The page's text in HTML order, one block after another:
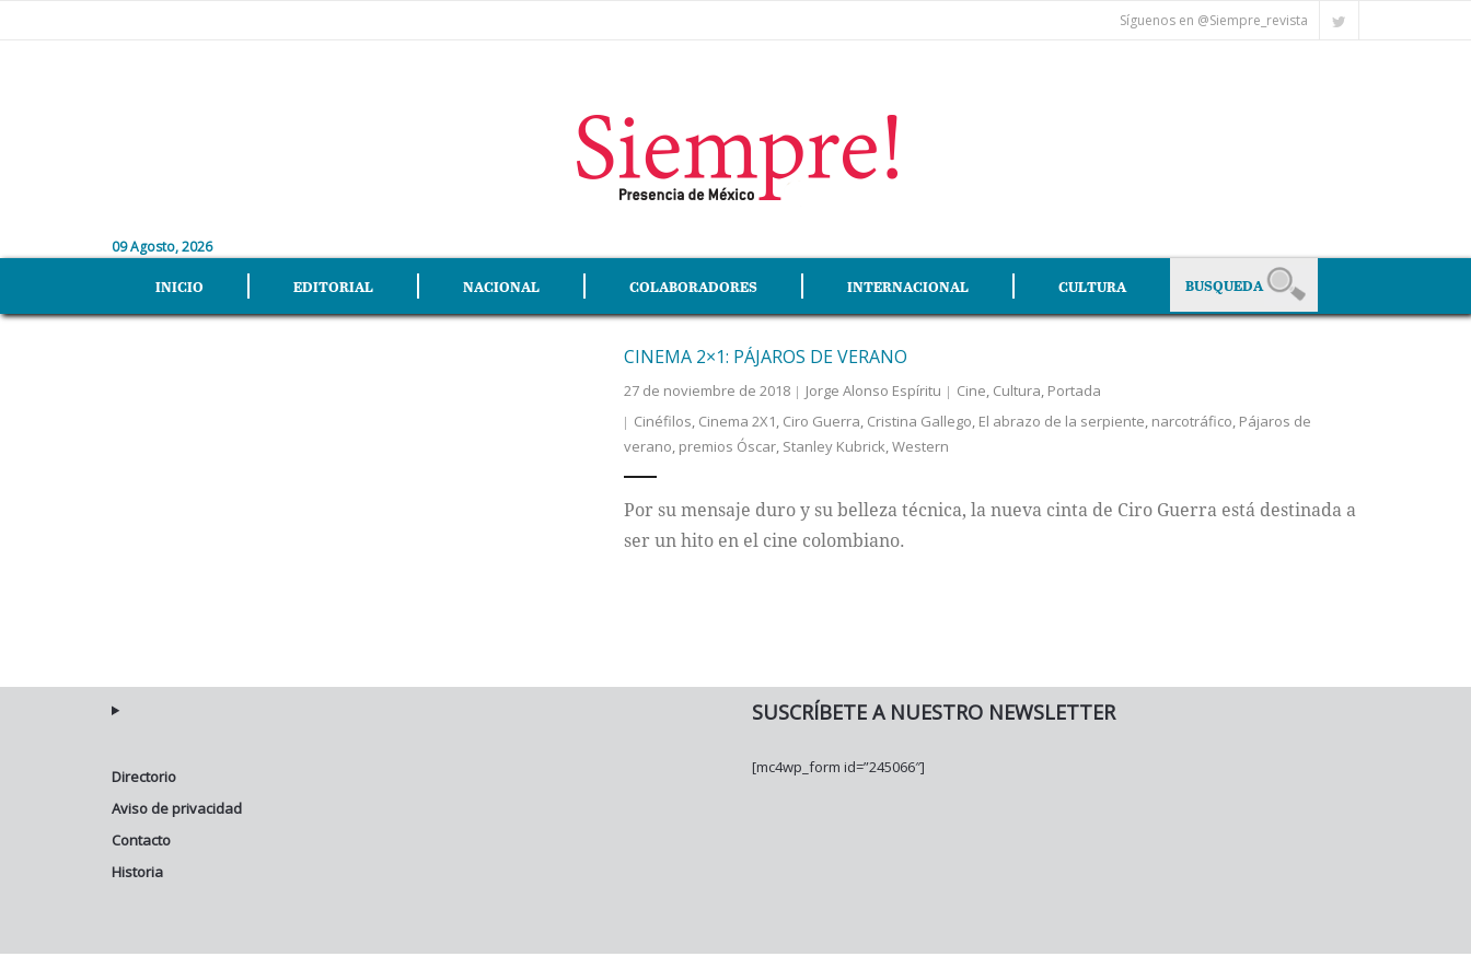
Síguenos en @Siempre_revista
09 Agosto, 2026
INICIO EDITORIAL NACIONAL COLABORADORES INTERNACIONAL CULTURA
CINEMA 2×1: PÁJAROS DE VERANO
27 de noviembre de 2018 Jorge Alonso Espíritu Cine, Cultura, Portada
Cinéfilos, Cinema 2X1, Ciro Guerra, Cristina Gallego, El abrazo de la serpiente, narcotráfico, Pájaros de
verano, premios Óscar, Stanley Kubrick,Western
Por su mensaje duro y su belleza técnica, la nueva cinta de Ciro Guerra está destinada a
ser un hito en el cine colombiano.
Directorio
Aviso de privacidad
Contacto
Historia
SUSCRÍBETE A NUESTRO NEWSLETTER
[mc4wp_form id=”245066″]